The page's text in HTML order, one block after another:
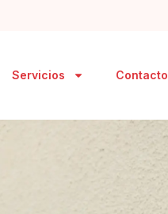
Servicios Contacto